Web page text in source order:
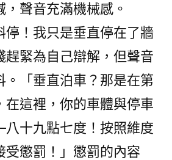
聲音充滿機械感。
停！我只是垂直停在了牆
趕緊為自己辯解，但聲音
。「垂直泊車？那是在第
在這裡，你的車體與停車
十九點七度！按照維度
受懲罰！」懲罰的內容